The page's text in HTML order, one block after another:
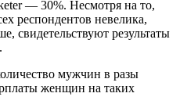
— 30%. Несмотря на то,
респондентов невелика,
свидетельствуют результаты
мужчин в разы
женщин на таких